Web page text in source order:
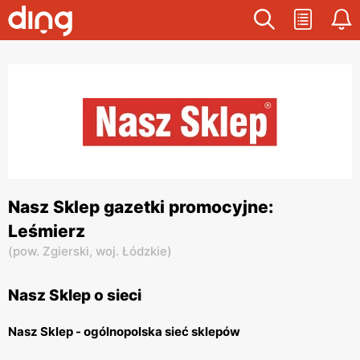
Nasz Sklep gazetki promocyjne:
Leśmierz
(pow. Zgierski, woj. Łódzkie)
Nasz Sklep o sieci
Nasz Sklep - ogólnopolska sieć sklepów